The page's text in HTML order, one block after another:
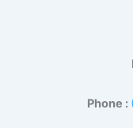
Phone :